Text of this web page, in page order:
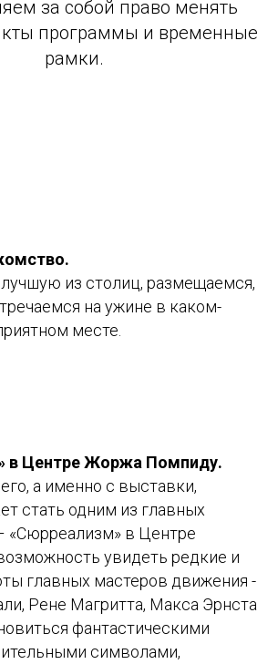
за собой право менять
программы и временные
рамки.
из столиц, размещаемся,
на ужине в каком-
месте.
в Центре Жоржа Помпиду.
а именно с выставки,
стать одним из главных
«Сюрреализм» в Центре
увидеть редкие и
главных мастеров движения -
Рене Магритта, Макса Эрнста
фантастическими
символами,